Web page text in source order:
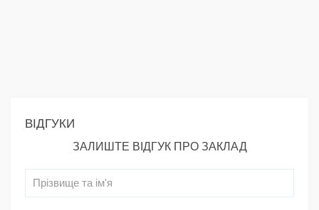
ВІДГУКИ
ЗАЛИШТЕ ВІДГУК ПРО ЗАКЛАД